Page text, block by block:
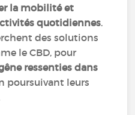
la mobilité et
quotidiennes.
des solutions
le CBD, pour
ressenties dans
poursuivant leurs